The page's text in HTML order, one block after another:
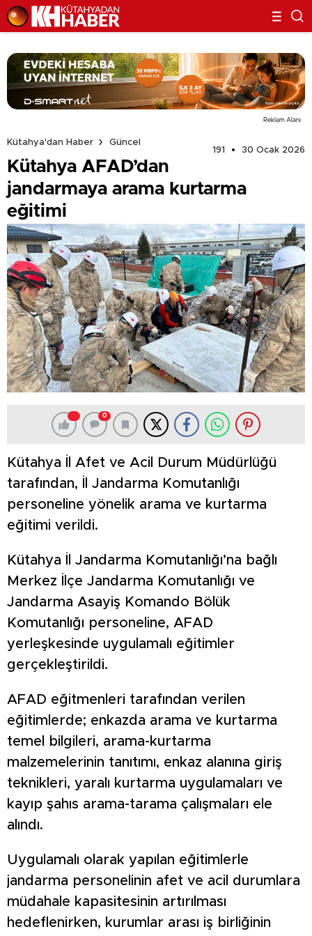
Reklam Alanı
Kütahya'dan Haber
Güncel
191
30 Ocak 2026
Kütahya AFAD’dan
jandarmaya arama kurtarma
eğitimi
0
Kütahya İl Afet ve Acil Durum Müdürlüğü
tarafından, İl Jandarma Komutanlığı
personeline yönelik arama ve kurtarma
eğitimi verildi.
Kütahya İl Jandarma Komutanlığı’na bağlı
Merkez İlçe Jandarma Komutanlığı ve
Jandarma Asayiş Komando Bölük
Komutanlığı personeline, AFAD
yerleşkesinde uygulamalı eğitimler
gerçekleştirildi.
AFAD eğitmenleri tarafından verilen
eğitimlerde; enkazda arama ve kurtarma
temel bilgileri, arama-kurtarma
malzemelerinin tanıtımı, enkaz alanına giriş
teknikleri, yaralı kurtarma uygulamaları ve
kayıp şahıs arama-tarama çalışmaları ele
alındı.
Uygulamalı olarak yapılan eğitimlerle
jandarma personelinin afet ve acil durumlara
müdahale kapasitesinin artırılması
hedeflenirken, kurumlar arası iş birliğinin